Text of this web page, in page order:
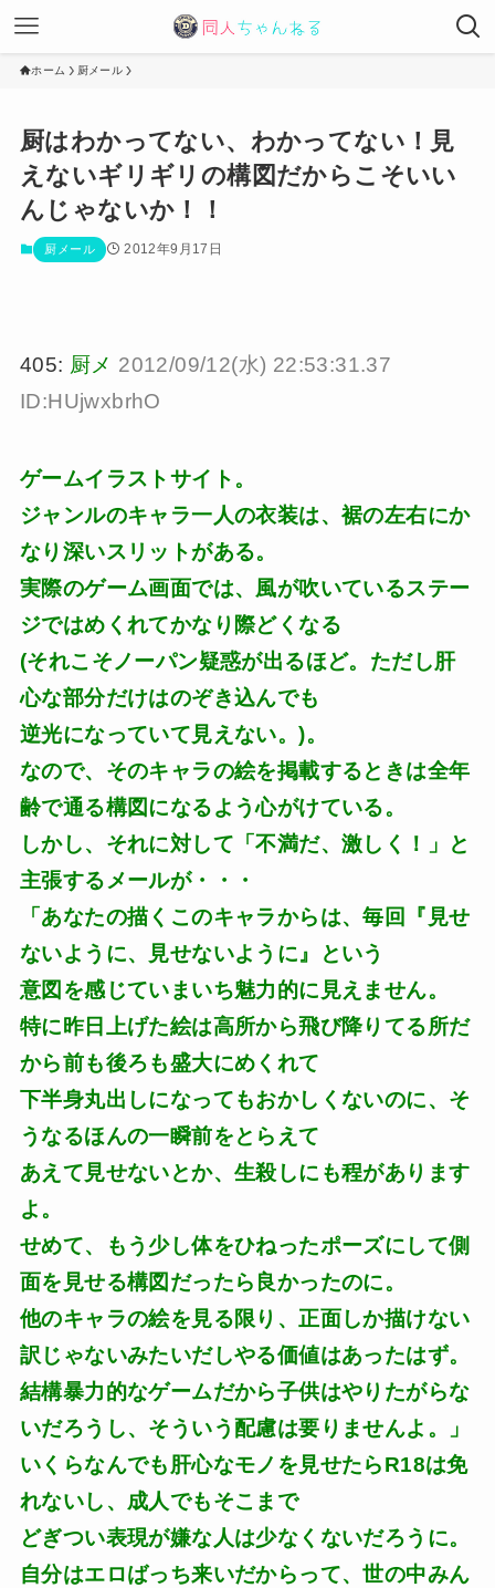
ホーム 厨メール
厨はわかってない、わかってない！見
えないギリギリの構図だからこそいい
んじゃないか！！
厨メール 2012年9月17日
405: 厨メ 2012/09/12(水) 22:53:31.37
ID:HUjwxbrhO
ゲームイラストサイト。
ジャンルのキャラ一人の衣装は、裾の左右にか
なり深いスリットがある。
実際のゲーム画面では、風が吹いているステー
ジではめくれてかなり際どくなる
(それこそノーパン疑惑が出るほど。ただし肝
心な部分だけはのぞき込んでも
逆光になっていて見えない。)。
なので、そのキャラの絵を掲載するときは全年
齢で通る構図になるよう心がけている。
しかし、それに対して「不満だ、激しく！」と
主張するメールが・・・
「あなたの描くこのキャラからは、毎回『見せ
ないように、見せないように』という
意図を感じていまいち魅力的に見えません。
特に昨日上げた絵は高所から飛び降りてる所だ
から前も後ろも盛大にめくれて
下半身丸出しになってもおかしくないのに、そ
うなるほんの一瞬前をとらえて
あえて見せないとか、生殺しにも程があります
よ。
せめて、もう少し体をひねったポーズにして側
面を見せる構図だったら良かったのに。
他のキャラの絵を見る限り、正面しか描けない
訳じゃないみたいだしやる価値はあったはず。
結構暴力的なゲームだから子供はやりたがらな
いだろうし、そういう配慮は要りませんよ。」
いくらなんでも肝心なモノを見せたらR18は免
れないし、成人でもそこまで
どぎつい表現が嫌な人は少なくないだろうに。
自分はエロばっち来いだからって、世の中みん